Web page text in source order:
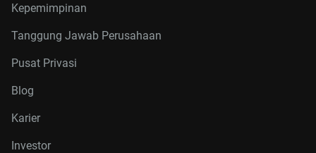
Kepemimpinan
Tanggung Jawab Perusahaan
Pusat Privasi
Blog
Karier
Investor